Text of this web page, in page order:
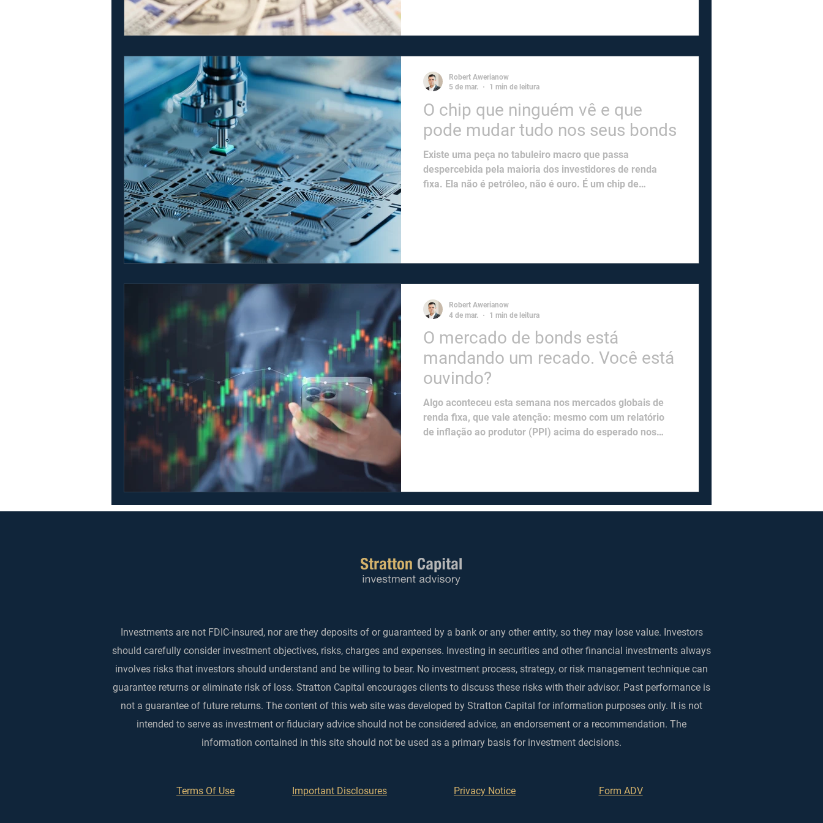
pressã
O chip que ninguém vê e que
pode mudar tudo nos seus bonds
Existe uma peça no tabuleiro macro que passa
despercebida pela maioria dos investidores de renda
fixa. Ela não é petróleo, não é ouro. É um chip de
para chips de alta perfor
Robert Awerianow
5 de mar.
1 min de leitura
O mercado de bonds está
mandando um recado. Você está
ouvindo? ​
Algo aconteceu esta semana nos mercados globais de
renda fixa, que vale atenção: mesmo com um relatório
de inflação ao produtor (PPI) acima do esperado nos
apenas inflação. Está precificando medo do impacto da
IA na economia e no emprego! ​ ​ Na Europa, o sinal
Robert Awerianow
4 de mar.
1 min de leitura
Investments are not FDIC-insured, nor are they deposits of or guaranteed by a bank or any other entity, so they may lose value. Investors
should carefully consider investment objectives, risks, charges and expenses. Investing in securities and other financial investments always
involves risks that investors should understand and be willing to bear. No investment process, strategy, or risk management technique can
guarantee returns or eliminate risk of loss. Stratton Capital encourages clients to discuss these risks with their advisor. Past performance is
not a guarantee of future returns. The content of this web site was developed by Stratton Capital for information purposes only. It is not
intended to serve as investment or fiduciary advice should not be considered advice, an endorsement or a recommendation. The
information contained in this site should not be used as a primary basis for investment decisions.
Terms Of Use Important Disclosures Privacy Notice Form ADV